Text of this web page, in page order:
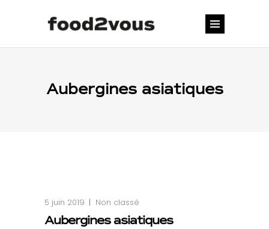
Aubergines asiatiques
5 juin 2019 Non classé
Aubergines asiatiques